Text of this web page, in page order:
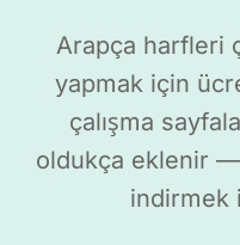
Arapça harfleri
yapmak için
çalışma
oldukça eklenir
indirmek